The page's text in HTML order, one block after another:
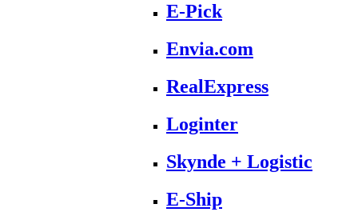
E-Pick
Envia.com
RealExpress
Loginter
Skynde + Logistic
E-Ship